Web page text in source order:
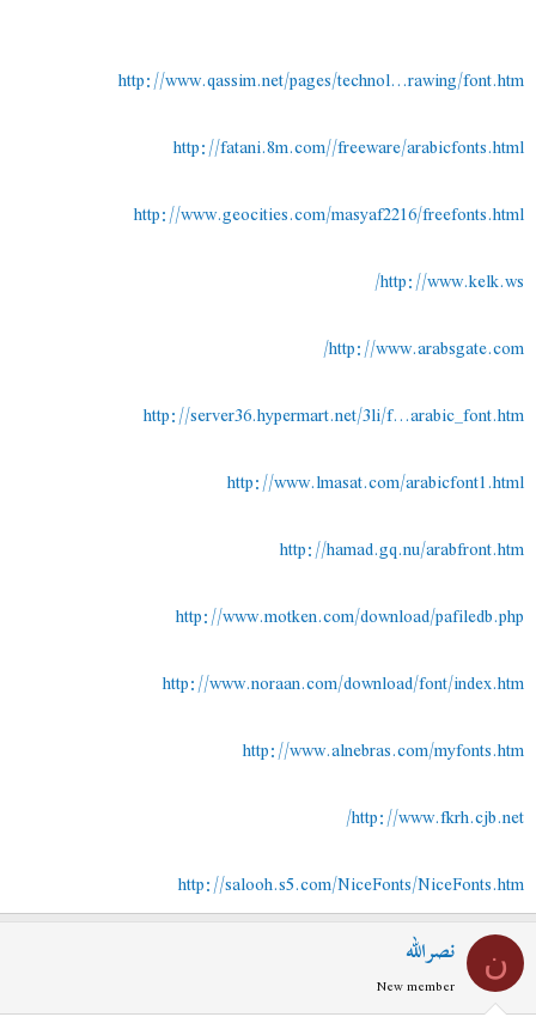
http://www.qassim.net/pages/technol...rawing/font.htm
http://fatani.8m.com//freeware/arabicfonts.html
http://www.geocities.com/masyaf2216/freefonts.html
http://www.kelk.ws/
http://www.arabsgate.com/
http://server36.hypermart.net/3li/f...arabic_font.htm
http://www.lmasat.com/arabicfont1.html
http://hamad.gq.nu/arabfront.htm
http://www.motken.com/download/pafiledb.php
http://www.noraan.com/download/font/index.htm
http://www.alnebras.com/myfonts.htm
http://www.fkrh.cjb.net/
http://salooh.s5.com/NiceFonts/NiceFonts.htm
ن نصرالله
New member